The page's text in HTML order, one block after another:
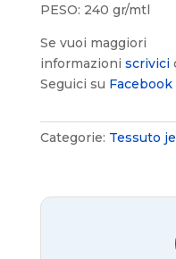
PESO: 240 gr/mtl
Se vuoi maggiori
informazioni scrivici
Seguici su Facebook
Categorie: Tessuto